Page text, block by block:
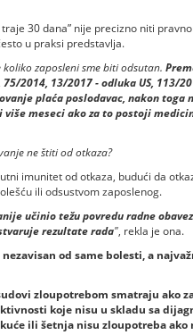
30 dana” nije precizno niti
u praksi predstavlja.
zaposleni sme biti odsutan.
2014, 13/2017 - odluka US, 113/
plaća poslodavac, nakon toga
meseci ako za to postoji
ne štiti od otkaza?
imunitet od otkaza, budući da
ili odsustvom zaposlenog.
učinio težu povredu radne
rezultate rada", rekla je ona.
od same bolesti, a
zloupotrebom smatraju ako
koje nisu u skladu sa
ili šetnja nisu zloupotreba ako